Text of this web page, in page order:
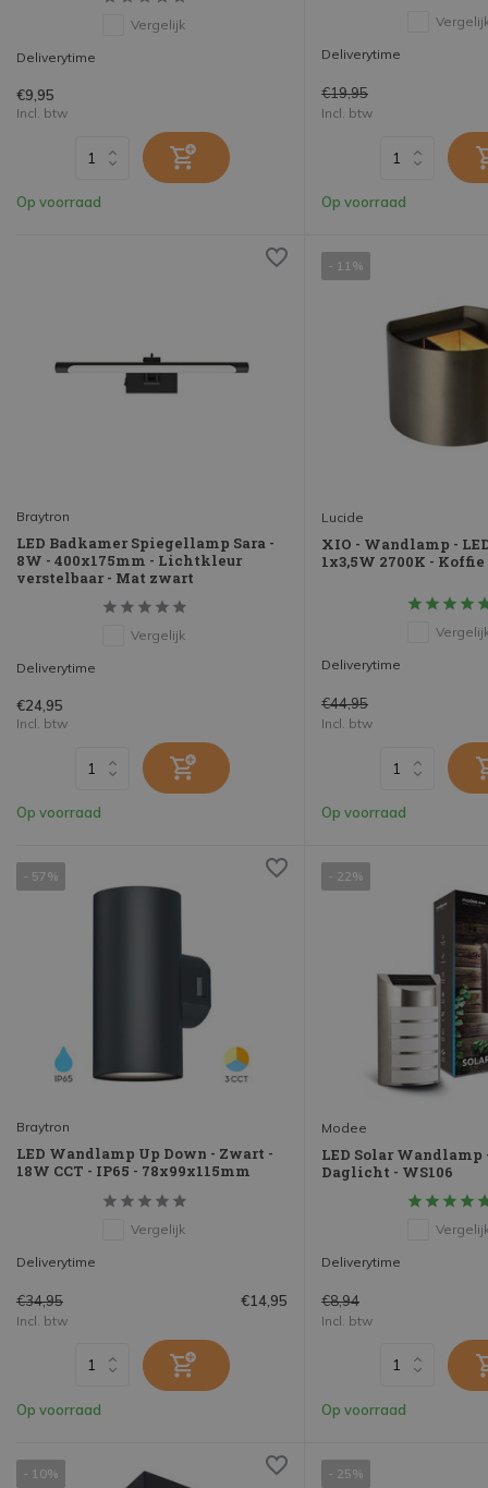
Vergelijk
Deliverytime
€9,95
Incl. btw
Op voorraad
Deliverytime
€19,95
Incl. btw
Op voorraad
Braytron
LED Badkamer Spiegellamp Sara -
8W - 400x175mm - Lichtkleur
verstelbaar - Mat zwart
Vergelijk
Deliverytime
€24,95
Incl. btw
Op voorraad
- 11%
Lucide
XIO - Wandlamp -
1x3,5W 2700K - Koffie
Deliverytime
€44,95
Incl. btw
Op voorraad
- 57%
Braytron
LED Wandlamp Up Down - Zwart -
18W CCT - IP65 - 78x99x115mm
Vergelijk
Deliverytime
€34,95 €14,95
Incl. btw
Op voorraad
- 22%
Modee
LED Solar Wandlamp
Daglicht - WS106
Deliverytime
€8,94
Incl. btw
Op voorraad
- 10% - 25%